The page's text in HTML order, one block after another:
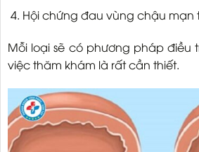
Hội chứng đau vùng chậu mạn
Mỗi loại sẽ có phương pháp điều
việc thăm khám là rất cần thiết.